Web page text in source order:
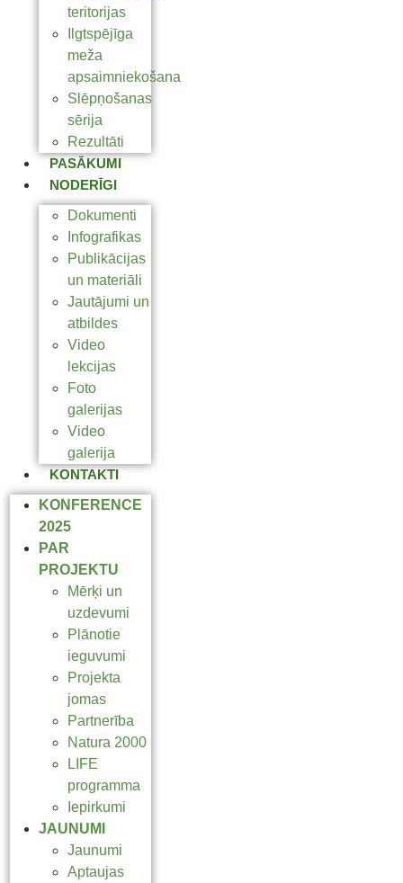
teritorijas
Ilgtspējīga
meža
apsaimniekošana
Slēpņošanas
sērija
Rezultāti
PASĀKUMI
NODERĪGI
Dokumenti
Infografikas
Publikācijas
un materiāli
Jautājumi un
atbildes
Video
lekcijas
Foto
galerijas
Video
galerija
KONTAKTI
KONFERENCE
2025
PAR
PROJEKTU
Mērķi un
uzdevumi
Plānotie
ieguvumi
Projekta
jomas
Partnerība
Natura 2000
LIFE
programma
Iepirkumi
JAUNUMI
Jaunumi
Aptaujas